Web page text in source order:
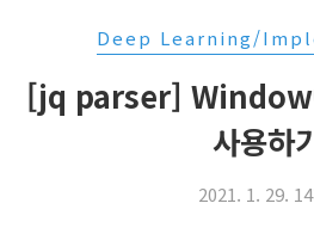
Deep Learning/
[jq parser]
사용하
2021. 1. 29.